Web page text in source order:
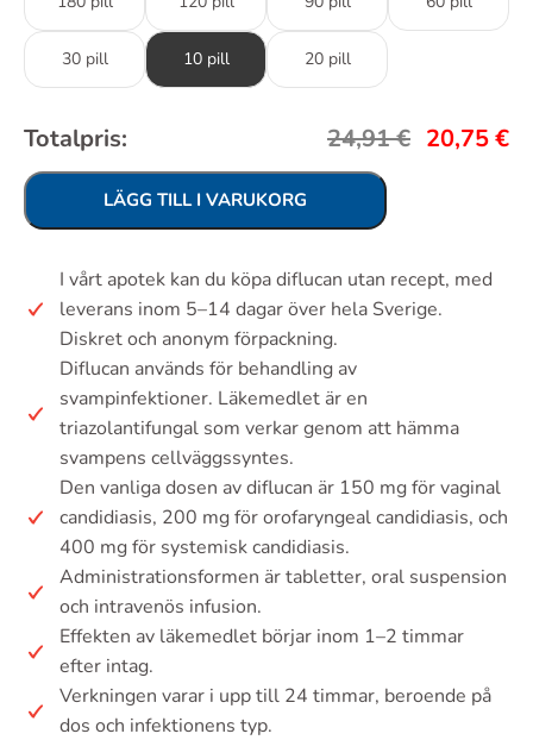
30 pill 10 pill 20 pill
Totalpris: 24,91€ 20,75€
LÄGG TILL I VARUKORG
I vårt apotek kan du köpa diflucan utan recept, med
leverans inom 5–14 dagar över hela Sverige.
Diskret och anonym förpackning.
Diflucan används för behandling av
svampinfektioner. Läkemedlet är en
triazolantifungal som verkar genom att hämma
svampens cellväggssyntes.
Den vanliga dosen av diflucan är 150 mg för vaginal
candidiasis, 200 mg för orofaryngeal candidiasis, och
400 mg för systemisk candidiasis.
Administrationsformen är tabletter, oral suspension
och intravenös infusion.
Effekten av läkemedlet börjar inom 1–2 timmar
efter intag.
Verkningen varar i upp till 24 timmar, beroende på
dos och infektionens typ.